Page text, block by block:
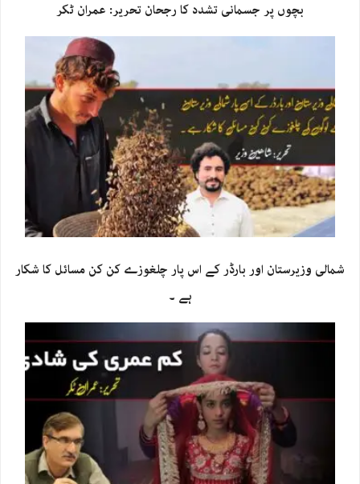
بچوں پر جسمانی تشدد کا رجحان تحریر: عمران ٹکر
شمالی وزیرستان اور بارڈر کے اس پار چلغوزے کن کن مسائل کا شکار
ہے ۔